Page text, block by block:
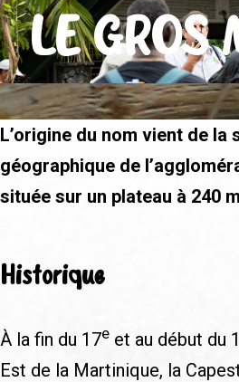
LE GROS
L’origine du nom vient de la
géographique de
située sur un plateau à 240
Historique
À la fin du 17e et au début du
Est de la Martinique, la